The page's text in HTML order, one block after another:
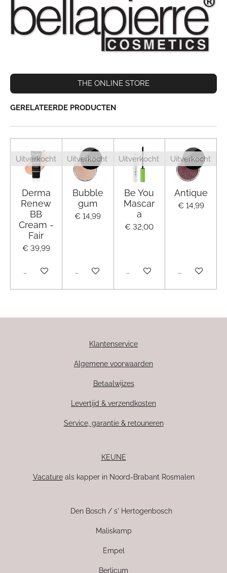
THE ONLINE STORE
GERELATEERDE PRODUCTEN
Uitverkocht
Derma
Renew
BB
Cream -
Fair
€ 39,99
Uitverkocht
Uitverkocht
Bubble
gum
€ 14,99
Uitverkocht
Uitverkocht
Be You
Mascar
a
€ 32,00
Uitverkocht
Uitverkocht
Antique
€ 14,99
Uitverkocht
Klantenservice
Algemene voorwaarden
Betaalwijzes
Levertijd & verzendkosten
Service, garantie & retouneren
KEUNE
Vacatureals kapper in Noord-Brabant Rosmalen
Den Bosch / s' Hertogenbosch
Maliskamp
Empel
Berlicum